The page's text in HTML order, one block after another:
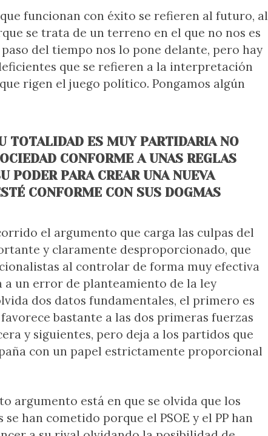
funcionan con éxito se refieren al futuro, al
se trata de un terreno en el que no nos es
del tiempo nos lo pone delante, pero hay
que se refieren a la interpretación
rigen el juego político. Pongamos algún
TOTALIDAD ES MUY PARTIDARIA NO
CONFORME A UNAS REGLAS
PODER PARA CREAR UNA NUEVA
CONFORME CON SUS DOGMAS
el argumento que carga las culpas del
y claramente desproporcionado, que
al controlar de forma muy efectiva
un error de planteamiento de la ley
dos datos fundamentales, el primero es
bastante a las dos primeras fuerzas
y siguientes, pero deja a los partidos que
con un papel estrictamente proporcional
argumento está en que se olvida que los
han cometido porque el PSOE y el PP han